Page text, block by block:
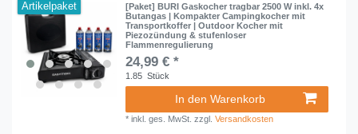
Artikelpaket
[Paket] BURI Gaskocher tragbar 2500 W inkl. 4x
Butangas | Kompakter Campingkocher mit
Transportkoffer | Outdoor Kocher mit
Piezozündung & stufenloser
Flammenregulierung
24,99 € *
1.85 Stück
In den Warenkorb
*inkl. ges. MwSt. zzgl.Versandkosten